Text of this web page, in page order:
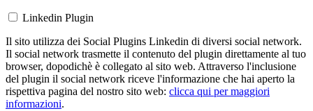
Linkedin Plugin
Il sito utilizza dei Social Plugins Linkedin di diversi social network.
Il social network trasmette il contenuto del plugin direttamente al tuo
browser, dopodichè è collegato al sito web. Attraverso l'inclusione
del plugin il social network riceve l'informazione che hai aperto la
rispettiva pagina del nostro sito web: clicca qui per maggiori
informazioni.